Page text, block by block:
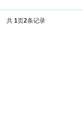
共 1页2条记录